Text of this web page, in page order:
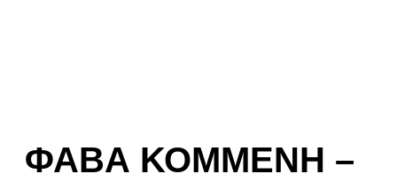
ΦΑΒΑ ΚΟΜΜΕΝΗ –